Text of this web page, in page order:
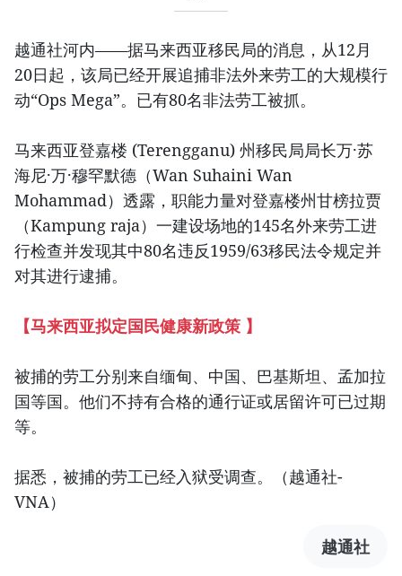
越通社河内​——据马来西亚移民局的消息，从12月
20日起，该局已经开展追捕非法外来劳工的大规模行
动“Ops Mega”。已有80名非法劳工被抓。
马来西亚登嘉楼 (Terengganu) 州移民局局长万·苏
海尼·万·穆罕默德（Wan Suhaini Wan
Mohammad）透露，职能力量对登嘉楼州甘榜拉贾
（Kampung raja）一建设场地的145名外来劳工进
行检查并发现其中80名违反1959/63移民法令规定并
对其进行逮捕。
【马来西亚拟定国民健康新政策 】
被捕的劳工分别来自缅甸、中国、巴基斯坦、孟加拉
国等国。他们不持有合格的通行证或居留许可已过期
等。
据悉，被捕的劳工已经入狱受调查。（越通社-
VNA）
越通社